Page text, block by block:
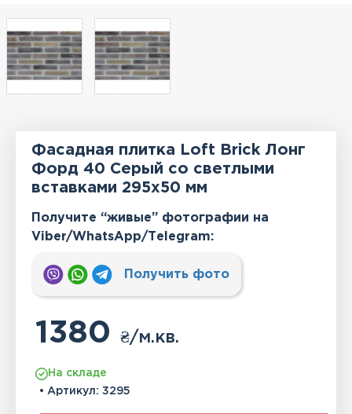
Фасадная плитка Loft Brick Лонг
Форд 40 Серый со светлыми
вставками 295x50 мм
Получите “живые” фотографии на
Viber/WhatsApp/Тelegram:
Получить фото
1380₴/м.кв.
На складе
• Артикул: 3295